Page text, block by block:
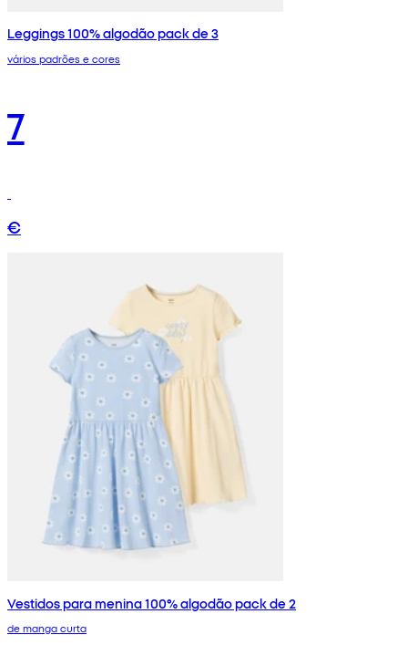
Leggings 100% algodão pack de 3
vários padrões e cores
7
€
Vestidos para menina 100% algodão pack de 2
de manga curta